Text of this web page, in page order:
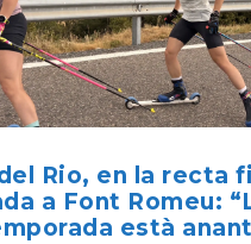
Rio, en la recta
a Font Romeu:
està